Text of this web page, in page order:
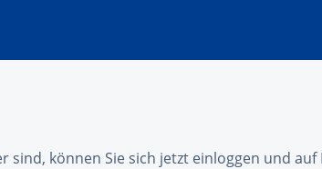
sind, können Sie sich jetzt einloggen und auf